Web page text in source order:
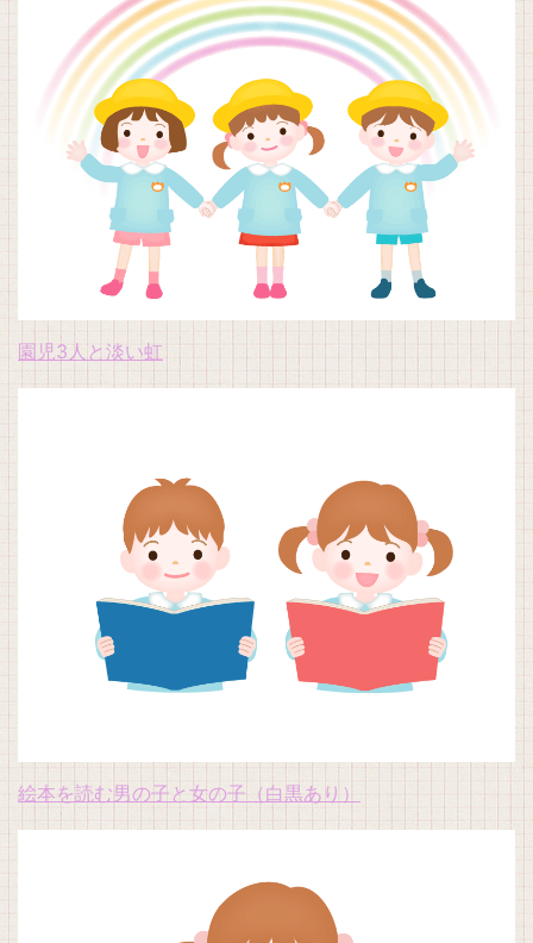
園児3人と淡い虹
絵本を読む男の子と女の子（白黒あり）